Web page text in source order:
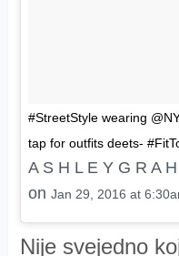
#StreetStyle wearing
tap for outfits deets-
A S H L E Y G R A
on Jan 29, 2016 at
Nije svejedno